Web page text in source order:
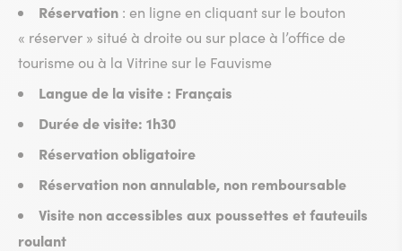
Réservation : en ligne en cliquant sur le bouton
« réserver » situé à droite ou sur place à l’office de
tourisme ou à la Vitrine sur le Fauvisme
Langue de la visite : Français
Durée de visite: 1h30
Réservation obligatoire
Réservation non annulable, non remboursable
Visite non accessibles aux poussettes et fauteuils
roulant